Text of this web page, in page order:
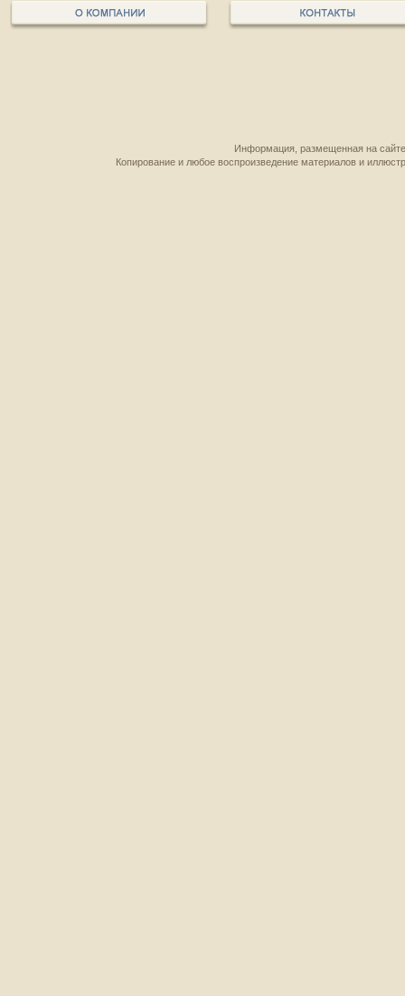
Информация, размещенная на
Копирование и любое воспроизведение материалов и